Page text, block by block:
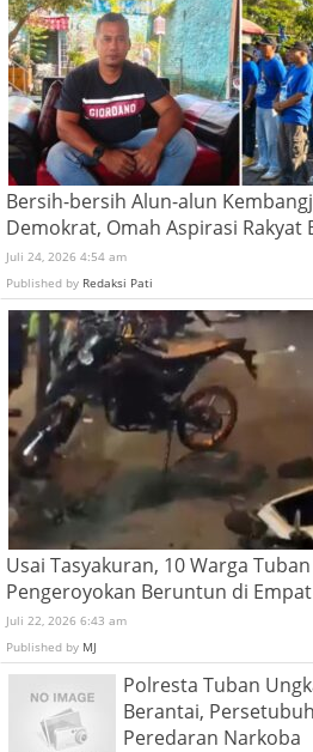
Bersih-bersih Alun-alun
Demokrat, Omah Aspirasi Rakyat
Juli 24, 2026 4:54 am
Published by Redaksi Pati
Usai Tasyakuran, 10 Warga
Pengeroyokan Beruntun di
Juli 22, 2026 6:43 am
Published by MJ
Polresta Tuban
Berantai,
Peredaran Narkoba